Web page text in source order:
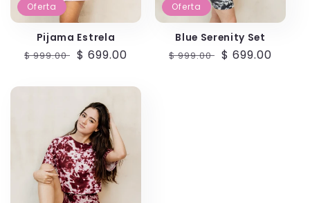
Oferta
Pijama Estrela
Precio
$ 999.00
Precio
oferta
$ 699.00
Oferta
Blue Serenity Set
Precio
$ 999.00
Precio
$ 699.00